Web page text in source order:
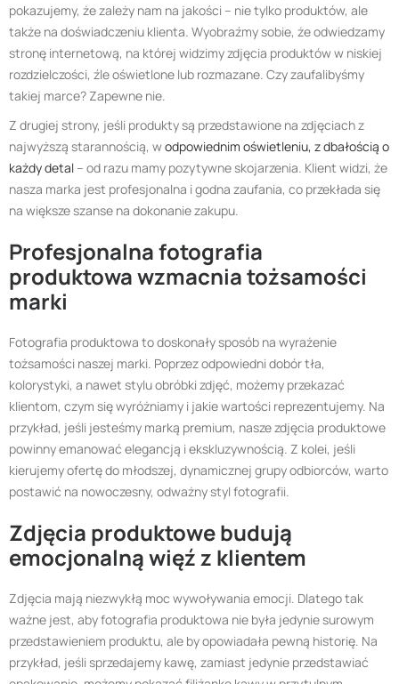
pokazujemy, że zależy nam na jakości – nie tylko produktów, ale
także na doświadczeniu klienta. Wyobraźmy sobie, że odwiedzamy
stronę internetową, na której widzimy zdjęcia produktów w niskiej
rozdzielczości, źle oświetlone lub rozmazane. Czy zaufalibyśmy
takiej marce? Zapewne nie.
Z drugiej strony, jeśli produkty są przedstawione na zdjęciach z
najwyższą starannością, wodpowiednim oświetleniu, z dbałością o
każdy detal – od razu mamy pozytywne skojarzenia. Klient widzi, że
nasza marka jest profesjonalna i godna zaufania, co przekłada się
na większe szanse na dokonanie zakupu.
Profesjonalna fotografia
produktowa wzmacnia tożsamości
marki
Fotografia produktowa to doskonały sposób na wyrażenie
tożsamości naszej marki. Poprzez odpowiedni dobór tła,
kolorystyki, a nawet stylu obróbki zdjęć, możemy przekazać
klientom, czym się wyróżniamy i jakie wartości reprezentujemy. Na
przykład, jeśli jesteśmy marką premium, nasze zdjęcia produktowe
powinny emanować elegancją i ekskluzywnością. Z kolei, jeśli
kierujemy ofertę do młodszej, dynamicznej grupy odbiorców, warto
postawić na nowoczesny, odważny styl fotografii.
Zdjęcia produktowe budują
emocjonalną więź z klientem
Zdjęcia mają niezwykłą moc wywoływania emocji. Dlatego tak
ważne jest, aby fotografia produktowa nie była jedynie surowym
przedstawieniem produktu, ale by opowiadała pewną historię. Na
przykład, jeśli sprzedajemy kawę, zamiast jedynie przedstawiać